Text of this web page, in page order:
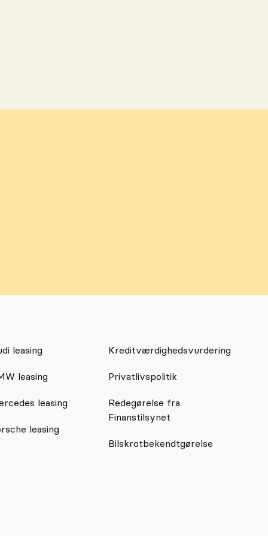
leasing
leasing
leasing
leasing
Kreditværdighedsvurdering
Privatlivspolitik
Redegørelse fra
Finanstilsynet
Bilskrotbekendtgørelse